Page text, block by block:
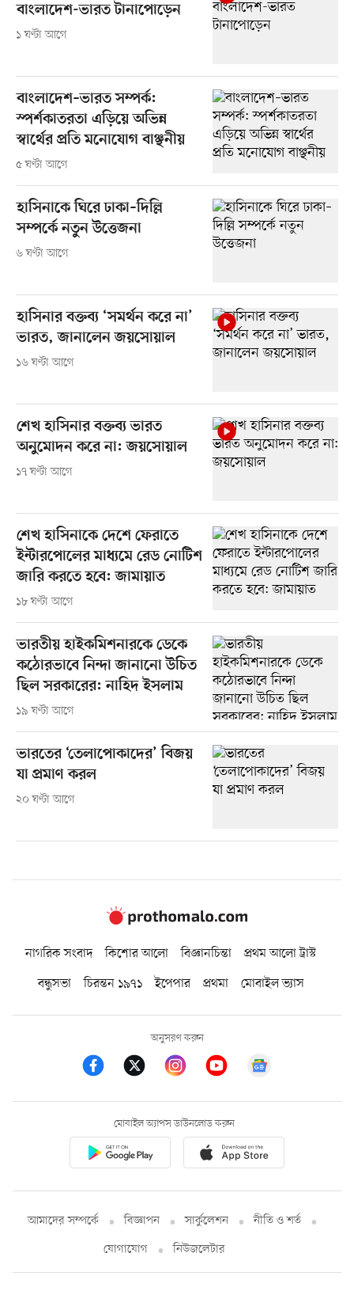
বাংলাদেশ-ভারত টানাপোড়েন
১ ঘণ্টা আগে
বাংলাদেশ–ভারত সম্পর্ক:
স্পর্শকাতরতা এড়িয়ে অভিন্ন
স্বার্থের প্রতি মনোযোগ বাঞ্ছনীয়
৫ ঘণ্টা আগে
হাসিনাকে ঘিরে ঢাকা–দিল্লি
সম্পর্কে নতুন উত্তেজনা
৬ ঘণ্টা আগে
হাসিনার বক্তব্য ‘সমর্থন করে না’
ভারত, জানালেন জয়সোয়াল
১৬ ঘণ্টা আগে
শেখ হাসিনার বক্তব্য ভারত
অনুমোদন করে না: জয়সোয়াল
১৭ ঘণ্টা আগে
শেখ হাসিনাকে দেশে ফেরাতে
ইন্টারপোলের মাধ্যমে রেড নোটিশ
জারি করতে হবে: জামায়াত
১৮ ঘণ্টা আগে
ভারতীয় হাইকমিশনারকে ডেকে
কঠোরভাবে নিন্দা জানানো উচিত
ছিল সরকারের: নাহিদ ইসলাম
১৯ ঘণ্টা আগে
ভারতের ‘তেলাপোকাদের’ বিজয়
যা প্রমাণ করল
২০ ঘণ্টা আগে
নাগরিক সংবাদ কিশোর আলো বিজ্ঞানচিন্তা
প্রথম আলো ট্রাস্ট
বন্ধুসভা
চিরন্তন ১৯৭১ ইপেপার প্রথমা মোবাইল ভ্যাস
অনুসরণ করুন
মোবাইল অ্যাপস ডাউনলোড করুন
আমাদের সম্পর্কে বিজ্ঞাপন সার্কুলেশন
নীতি ও শর্ত
যোগাযোগ
নিউজলেটার